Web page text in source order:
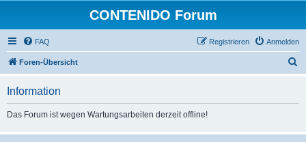
CONTENIDO Forum
FAQ Anmelden
Registrieren
Foren-Übersicht
Information
Das Forum ist wegen Wartungsarbeiten derzeit offline!